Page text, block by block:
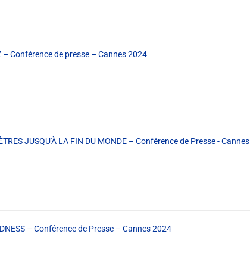
– Conférence de presse – Cannes 2024
JUSQU'À LA FIN DU MONDE – Conférence de Presse - Cannes
– Conférence de Presse – Cannes 2024